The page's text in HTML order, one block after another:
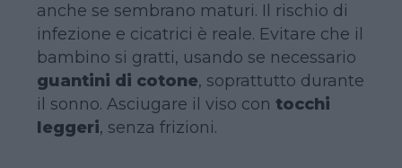
anche se sembrano maturi. Il rischio di
infezione e cicatrici è reale. Evitare che il
bambino si gratti, usando se necessario
guantini di cotone, soprattutto durante
il sonno. Asciugare il viso con tocchi
leggeri, senza frizioni.